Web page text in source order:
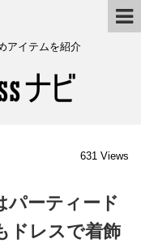
アイテムを紹介
631 Views
パーティード
ドレスで着飾